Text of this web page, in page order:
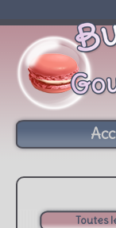
Toutes